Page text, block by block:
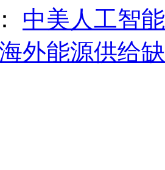
： 中美人工智
外能源供给